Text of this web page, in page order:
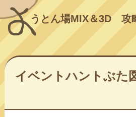
うとん場MIX＆3D攻
イベントハントぶた